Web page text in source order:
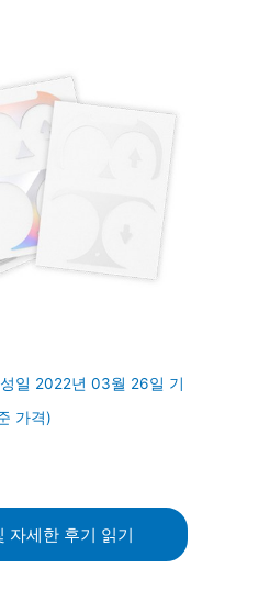
일 2022년 03월 26일 기
가격)
자세한 후기 읽기